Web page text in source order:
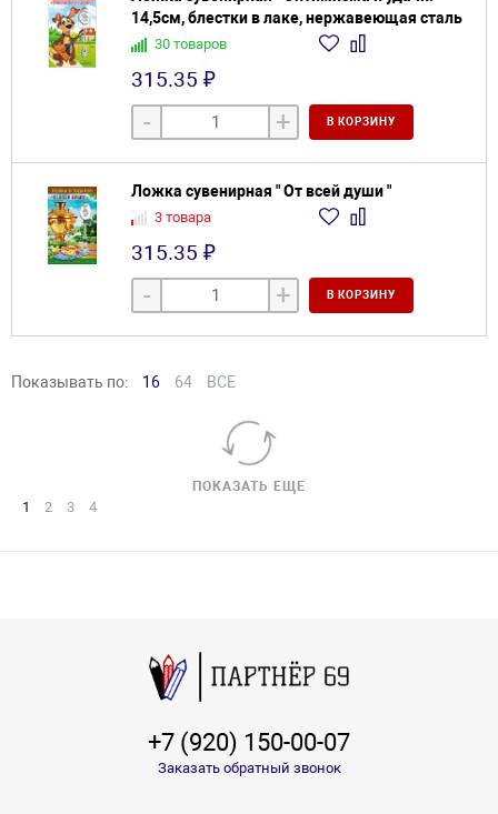
14,5см, блестки в лаке, нержавеющая сталь
30 товаров
315.35 ₽
- + В КОРЗИНУ
Ложка сувенирная " От всей души "
3 товара
315.35 ₽
- + В КОРЗИНУ
Показывать по: 16 64 ВСЕ
ПОКАЗАТЬ ЕЩЕ
1 2 3 4
+7 (920) 150-00-07
Заказать обратный звонок